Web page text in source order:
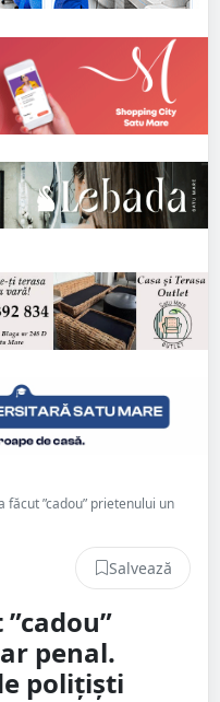
făcut ”cadou” prietenului un
Salvează
penal.
polițiști